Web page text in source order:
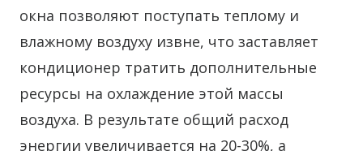
окна позволяют поступать теплому и
влажному воздуху извне, что заставляет
кондиционер тратить дополнительные
ресурсы на охлаждение этой массы
воздуха. В результате общий расход
энергии увеличивается на 20-30%, а